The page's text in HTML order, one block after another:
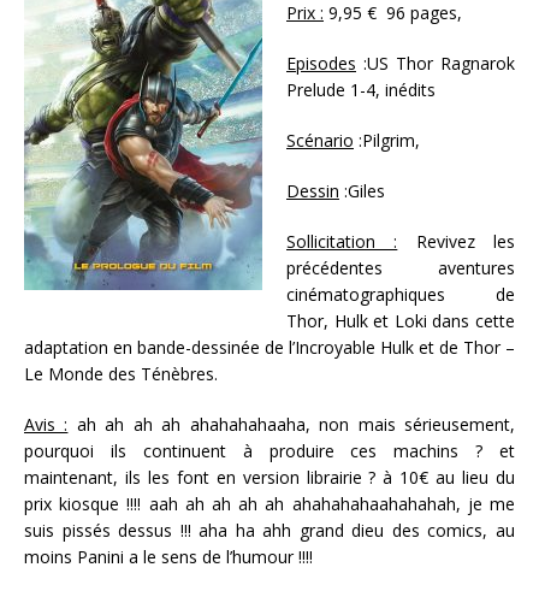
Prix : 9,95 € 96 pages,
Episodes :US Thor Ragnarok
Prelude 1-4, inédits
Scénario :Pilgrim,
Dessin :Giles
Sollicitation : Revivez les
précédentes aventures
cinématographiques de
Thor, Hulk et Loki dans cette
adaptation en bande-dessinée de l’Incroyable Hulk et de Thor –
Le Monde des Ténèbres.
Avis : ah ah ah ah ahahahahaaha, non mais sérieusement,
pourquoi ils continuent à produire ces machins ? et
maintenant, ils les font en version librairie ? à 10€ au lieu du
prix kiosque !!!! aah ah ah ah ah ahahahahaahahahah, je me
suis pissés dessus !!! aha ha ahh grand dieu des comics, au
moins Panini a le sens de l’humour !!!!